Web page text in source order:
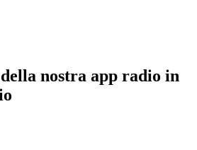
nostra app radio in